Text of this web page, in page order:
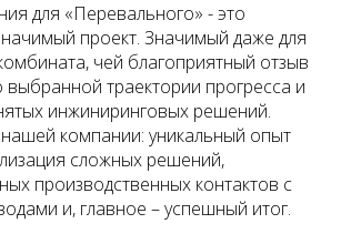
для «Перевального» - это
проект. Значимый даже для
чей благоприятный отзыв
выбранной траектории прогресса и
инжиниринговых решений.
компании: уникальный опыт
сложных решений,
производственных контактов с
и, главное – успешный итог.